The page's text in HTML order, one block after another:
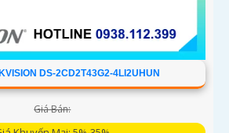
DS-2CD2T43G2-4LI2UHUN
Giá Bán: